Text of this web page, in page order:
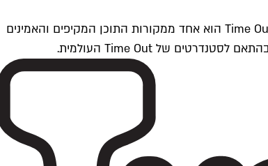
Time Outתל אביב הוא חלק מרשת Time Out Global — רשת מדיה בינלאומית הפועלת ב-360 ערים מרכזיות וב-60 מדינות ברחבי העולם. Time Out הוא אחד ממקורות התוכן המקיפים והאמינים